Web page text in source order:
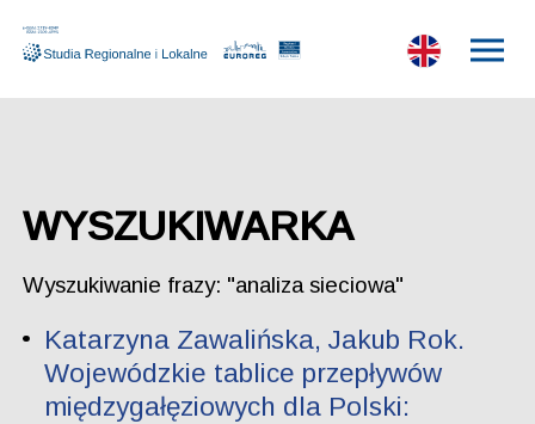
WYSZUKIWARKA
Wyszukiwanie frazy: "analiza sieciowa"
Katarzyna Zawalińska, Jakub Rok.
Wojewódzkie tablice przepływów
międzygałęziowych dla Polski: